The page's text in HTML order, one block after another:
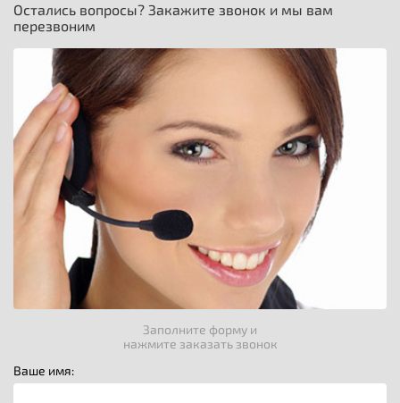
Остались вопросы? Закажите звонок и мы вам
перезвоним
Заполните форму и
нажмите заказать звонок
Ваше имя: